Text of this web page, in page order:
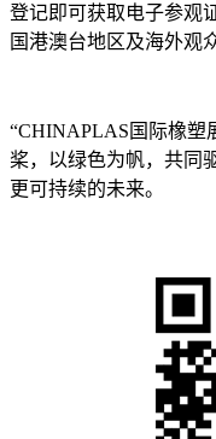
登记即可获取电子参观
国港澳台地区及海外观
“CHINAPLAS国际橡塑
桨，以绿色为帆，共同
更可持续的未来。